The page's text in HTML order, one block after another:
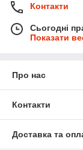
Контакти
Сьогодні
Показати
Про нас
Контакти
Доставка та